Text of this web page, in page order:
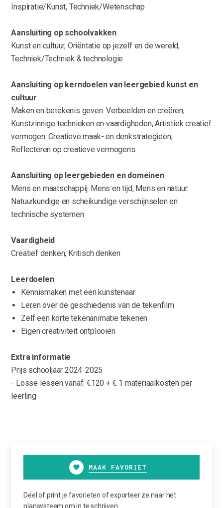
Inspiratie/Kunst, Techniek/Wetenschap
Aansluiting op schoolvakken
Kunst en cultuur, Oriëntatie op jezelf en de wereld,
Techniek/Techniek & technologie
Aansluiting op kerndoelen van leergebied kunst en
cultuur
Maken en betekenis geven: Verbeelden en creëren,
Kunstzinnige technieken en vaardigheden, Artistiek creatief
vermogen: Creatieve maak- en denkstrategieën,
Reflecteren op creatieve vermogens
Aansluiting op leergebieden en domeinen
Mens en maatschappij: Mens en tijd, Mens en natuur:
Natuurkundige en scheikundige verschijnselen en
technische systemen
Vaardigheid
Creatief denken, Kritisch denken
Leerdoelen
Kennismaken met een kunstenaar
Leren over de geschiedenis van de tekenfilm
Zelf een korte tekenanimatie tekenen
Eigen creativiteit ontplooien
Extra informatie
Prijs schooljaar 2024-2025
- Losse lessen vanaf: €120 + € 1 materiaalkosten per
leerling
MAAK FAVORIET
Deel of print je favorieten of exporteer ze naar het
plansysteem om in te schrijven.